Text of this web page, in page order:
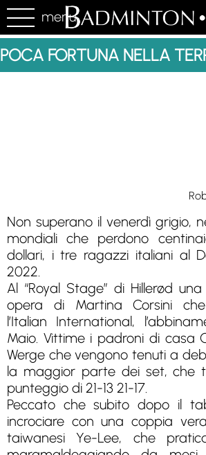
menu
POCA FORTUNA NELLA
Non superano il venerdì grigio,
mondiali che perdono
dollari, i tre ragazzi italiani al
2022.
Al “Royal Stage” di Hillerød
opera di Martina Corsini
l’Italian International,
Maio. Vittime i padroni di casa
Werge che vengono tenuti a
la maggior parte dei set, che
punteggio di 21-13 21-17.
Peccato che subito dopo il
incrociare con una coppia
taiwanesi Ye-Lee, che